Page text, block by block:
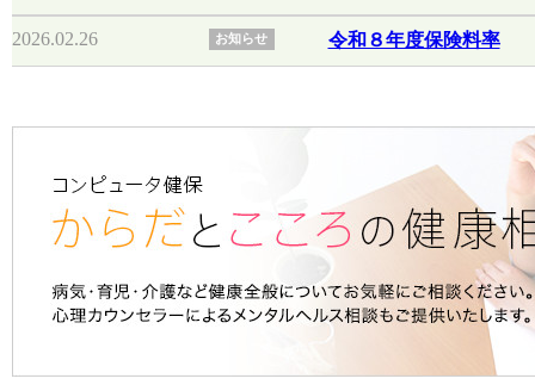
2026.02.26 お知らせ 令和８年度保険料率